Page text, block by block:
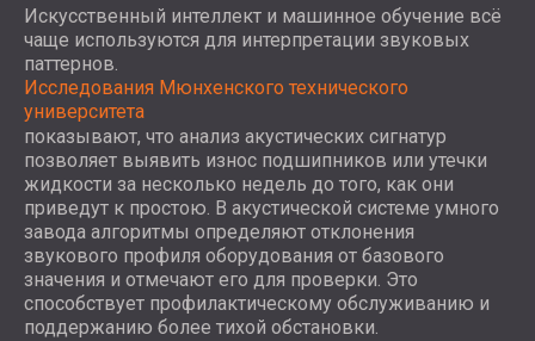
Искусственный интеллект и машинное обучение всё
чаще используются для интерпретации звуковых
паттернов.
Исследования Мюнхенского технического
университета
показывают, что анализ акустических сигнатур
позволяет выявить износ подшипников или утечки
жидкости за несколько недель до того, как они
приведут к простою. В акустической системе умного
завода алгоритмы определяют отклонения
звукового профиля оборудования от базового
значения и отмечают его для проверки. Это
способствует профилактическому обслуживанию и
поддержанию более тихой обстановки.